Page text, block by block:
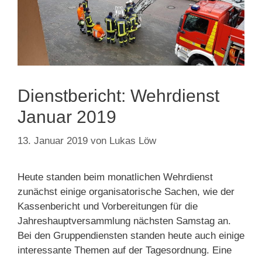
Dienstbericht: Wehrdienst
Januar 2019
13. Januar 2019 von Lukas Löw
Heute standen beim monatlichen Wehrdienst
zunächst einige organisatorische Sachen, wie der
Kassenbericht und Vorbereitungen für die
Jahreshauptversammlung nächsten Samstag an.
Bei den Gruppendiensten standen heute auch einige
interessante Themen auf der Tagesordnung. Eine